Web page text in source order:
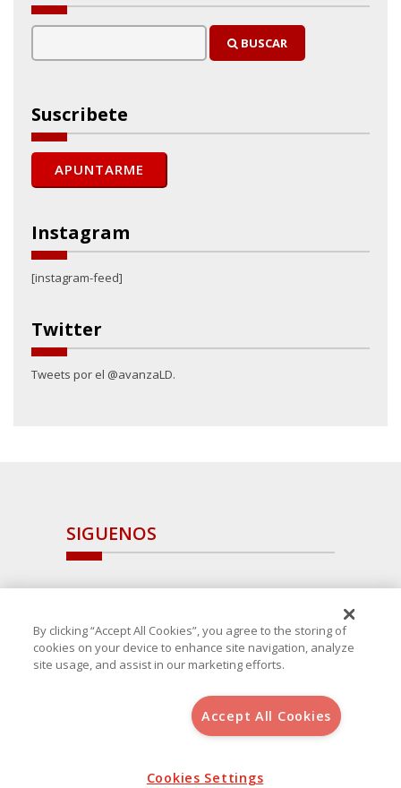
BUSCAR
Suscribete
Instagram
[instagram-feed]
Twitter
Tweets por el @avanzaLD.
SIGUENOS
, S.L.U.(B-64405731) c/ San Norberto
Aviso Legal
Política de Cookies
By clicking “Accept All Cookies”, you agree to the storing of
cookies on your device to enhance site navigation, analyze
site usage, and assist in our marketing efforts.
Accept All Cookies
Cookies Settings